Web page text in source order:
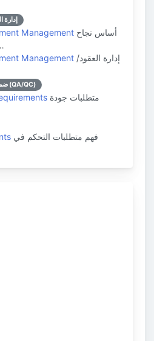
إدارة
Management
Management
ضمان الجودة ومراقبة الجودة (QA/QC)